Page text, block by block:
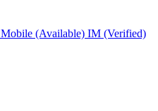
Mobile (Available) IM (Verified)